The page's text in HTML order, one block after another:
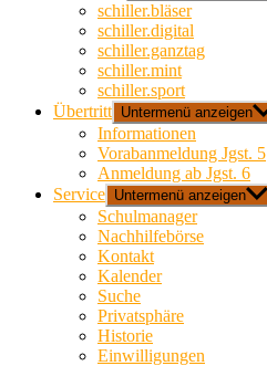
schiller.bläser
schiller.digital
schiller.ganztag
schiller.mint
schiller.sport
Übertritt Untermenü anzeigen
Informationen
Vorabanmeldung Jgst. 5
Anmeldung ab Jgst. 6
Service Untermenü anzeigen
Schulmanager
Nachhilfebörse
Kontakt
Kalender
Suche
Privatsphäre
Historie
Einwilligungen